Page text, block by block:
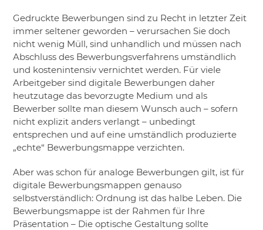
Gedruckte Bewerbungen sind zu Recht in letzter Zeit
immer seltener geworden – verursachen Sie doch
nicht wenig Müll, sind unhandlich und müssen nach
Abschluss des Bewerbungsverfahrens umständlich
und kostenintensiv vernichtet werden. Für viele
Arbeitgeber sind digitale Bewerbungen daher
heutzutage das bevorzugte Medium und als
Bewerber sollte man diesem Wunsch auch – sofern
nicht explizit anders verlangt – unbedingt
entsprechen und auf eine umständlich produzierte
„echte“ Bewerbungsmappe verzichten.
Aber was schon für analoge Bewerbungen gilt, ist für
digitale Bewerbungsmappen genauso
selbstverständlich: Ordnung ist das halbe Leben. Die
Bewerbungsmappe ist der Rahmen für Ihre
Präsentation – Die optische Gestaltung sollte